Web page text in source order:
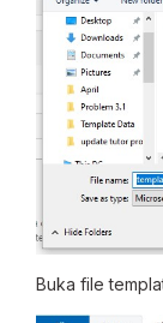
Buka file